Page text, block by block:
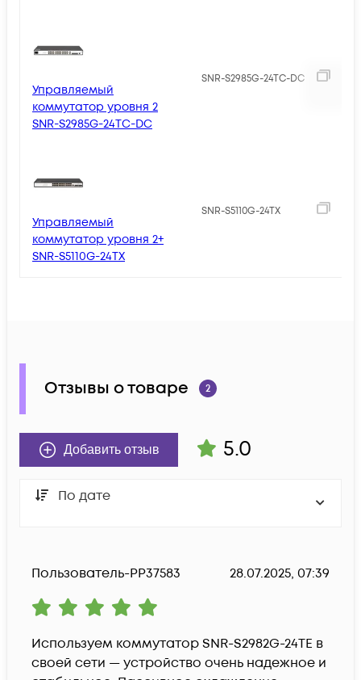
Управляемый
коммутатор уровня 2
SNR-S2985G-24TC-DC
SNR-S2985G-24TC-DC
Управляемый
коммутатор уровня 2+
SNR-S5110G-24TX
SNR-S5110G-24TX
Отзывы о товаре 2
Добавить отзыв 5.0
По дате
Пользователь-PP37583 28.07.2025, 07:39
Используем коммутатор SNR-S2982G-24TE в
своей сети — устройство очень надежное и